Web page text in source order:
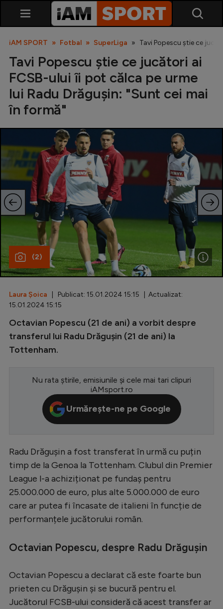
SuperLiga
Liga 2
Cupa României
Echipa Națională
U21
Fotbal feminin
Special
Diverse
Inedit
Clasamente
Conference League
CM 2026
Premier League
Serie A
Bundesliga
Ligue 1
Campionate
EURO 2024
Stranieri
Clasamente
iAM SPORT Fotbal SuperLiga Tavi Popescu știe ce
Tavi Popescu știe ce jucători ai
FCSB-ului îi pot călca pe urme
lui Radu Drăgușin: "Sunt cei mai
în formă"
(2)
Laura Șoica | Publicat: 15.01.2024 15:15 | Actualizat:
15.01.2024 15:15
Octavian Popescu (21 de ani) a vorbit despre
transferul lui Radu Drăgușin (21 de ani) la
Tottenham.
Nu rata știrile, emisiunile și cele mai tari clipuri
iAMsport.ro
Urmărește-ne pe Google
Radu Drăgușin a fost transferat în urmă cu puțin
timp de la Genoa la Tottenham. Clubul din Premier
League l-a achiziționat pe fundaș pentru
25.000.000 de euro, plus alte 5.000.000 de euro
care ar putea fi încasate de italieni în funcție de
performanțele jucătorului român.
Octavian Popescu, despre Radu Drăgușin
Octavian Popescu a declarat că este foarte bun
prieten cu Drăgușin și se bucură pentru el.
Jucătorul FCSB-ului consideră că acest transfer ar